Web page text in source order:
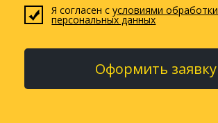
Я согласен сусловиями обработки
персональных данных
Оформить заявку